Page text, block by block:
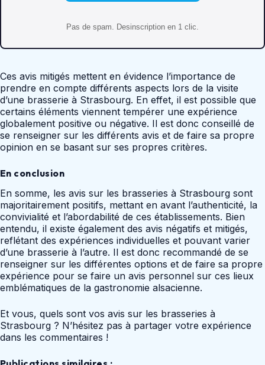
Pas de spam. Desinscription en 1 clic.
Ces avis mitigés mettent en évidence l’importance de
prendre en compte différents aspects lors de la visite
d’une brasserie à Strasbourg. En effet, il est possible que
certains éléments viennent tempérer une expérience
globalement positive ou négative. Il est donc conseillé de
se renseigner sur les différents avis et de faire sa propre
opinion en se basant sur ses propres critères.
En conclusion
En somme, les avis sur les brasseries à Strasbourg sont
majoritairement positifs, mettant en avant l’authenticité, la
convivialité et l’abordabilité de ces établissements. Bien
entendu, il existe également des avis négatifs et mitigés,
reflétant des expériences individuelles et pouvant varier
d’une brasserie à l’autre. Il est donc recommandé de se
renseigner sur les différentes options et de faire sa propre
expérience pour se faire un avis personnel sur ces lieux
emblématiques de la gastronomie alsacienne.
Et vous, quels sont vos avis sur les brasseries à
Strasbourg ? N’hésitez pas à partager votre expérience
dans les commentaires !